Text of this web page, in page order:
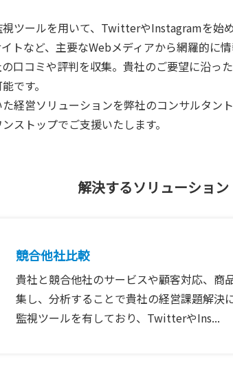
ツールを用いて、TwitterやInstagramを始
トなど、主要なWebメディアから網羅的に
口コミや評判を収集。貴社のご要望に沿っ
です。
経営ソリューションを弊社のコンサルタン
ストップでご支援いたします。
解決するソリューション
競合他社比較
貴社と競合他社のサービスや顧客対応、商
集し、分析することで貴社の経営課題解決
監視ツールを有しており、TwitterやIns...